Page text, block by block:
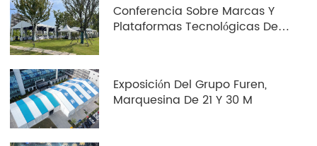
Conferencia Sobre Marcas Y
Plataformas Tecnológicas De
Exposición Del Grupo Furen,
Marquesina De 21 Y 30 M